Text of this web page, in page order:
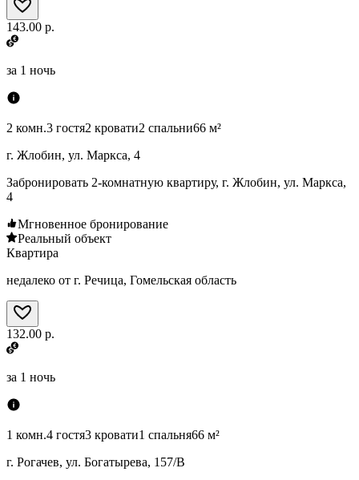
143.00 р.
за 1 ночь
2 комн.3 гостя2 кровати2 спальни66 м²
г. Жлобин, ул. Маркса, 4
Забронировать 2-комнатную квартиру, г. Жлобин, ул. Маркса,
4
Мгновенное бронирование
Реальный объект
Квартира
недалеко от г. Речица, Гомельская область
132.00 р.
за 1 ночь
1 комн.4 гостя3 кровати1 спальня66 м²
г. Рогачев, ул. Богатырева, 157/В